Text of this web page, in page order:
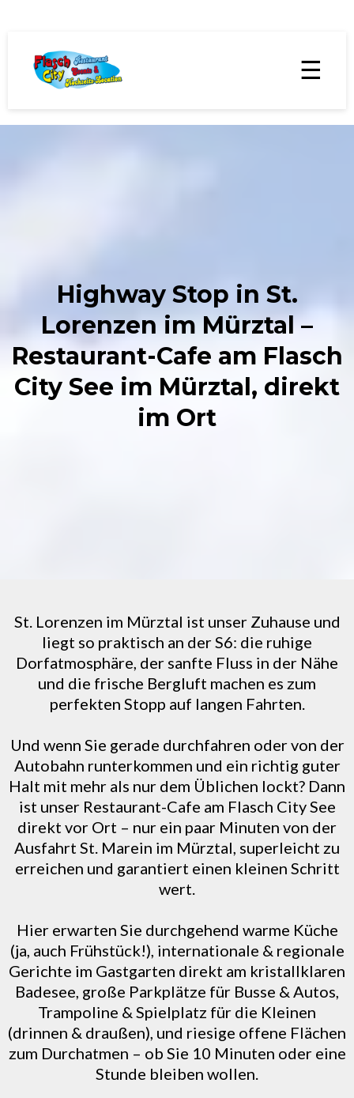
☰
Highway Stop in St.
Lorenzen im Mürztal –
Restaurant-Cafe am Flasch
City See im Mürztal, direkt
im Ort
St. Lorenzen im Mürztal ist unser Zuhause und
liegt so praktisch an der S6: die ruhige
Dorfatmosphäre, der sanfte Fluss in der Nähe
und die frische Bergluft machen es zum
perfekten Stopp auf langen Fahrten.
Und wenn Sie gerade durchfahren oder von der
Autobahn runterkommen und ein richtig guter
Halt mit mehr als nur dem Üblichen lockt? Dann
ist unser Restaurant-Cafe am Flasch City See
direkt vor Ort – nur ein paar Minuten von der
Ausfahrt St. Marein im Mürztal, superleicht zu
erreichen und garantiert einen kleinen Schritt
wert.
Hier erwarten Sie durchgehend warme Küche
(ja, auch Frühstück!), internationale & regionale
Gerichte im Gastgarten direkt am kristallklaren
Badesee, große Parkplätze für Busse & Autos,
Trampoline & Spielplatz für die Kleinen
(drinnen & draußen), und riesige offene Flächen
zum Durchatmen – ob Sie 10 Minuten oder eine
Stunde bleiben wollen.